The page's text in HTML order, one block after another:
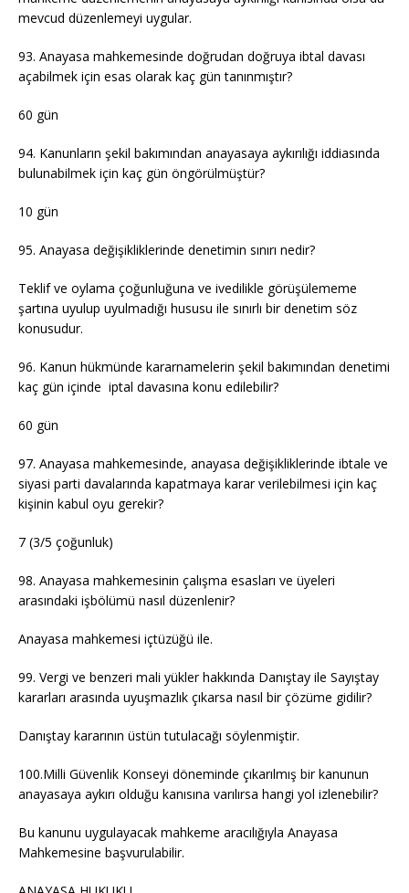
mevcud düzenlemeyi uygular.
93. Anayasa mahkemesinde doğrudan doğruya ibtal davası
açabilmek için esas olarak kaç gün tanınmıştır?
60 gün
94. Kanunların şekil bakımından anayasaya aykırılığı iddiasında
bulunabilmek için kaç gün öngörülmüştür?
10 gün
95. Anayasa değişikliklerinde denetimin sınırı nedir?
Teklif ve oylama çoğunluğuna ve ivedilikle görüşülememe
şartına uyulup uyulmadığı hususu ile sınırlı bir denetim söz
konusudur.
96. Kanun hükmünde kararnamelerin şekil bakımından denetimi
kaç gün içinde iptal davasına konu edilebilir?
60 gün
97. Anayasa mahkemesinde, anayasa değişikliklerinde ibtale ve
siyasi parti davalarında kapatmaya karar verilebilmesi için kaç
kişinin kabul oyu gerekir?
7 (3/5 çoğunluk)
98. Anayasa mahkemesinin çalışma esasları ve üyeleri
arasındaki işbölümü nasıl düzenlenir?
Anayasa mahkemesi içtüzüğü ile.
99. Vergi ve benzeri mali yükler hakkında Danıştay ile Sayıştay
kararları arasında uyuşmazlık çıkarsa nasıl bir çözüme gidilir?
Danıştay kararının üstün tutulacağı söylenmiştir.
100.Milli Güvenlik Konseyi döneminde çıkarılmış bir kanunun
anayasaya aykırı olduğu kanısına varılırsa hangi yol izlenebilir?
Bu kanunu uygulayacak mahkeme aracılığıyla Anayasa
Mahkemesine başvurulabilir.